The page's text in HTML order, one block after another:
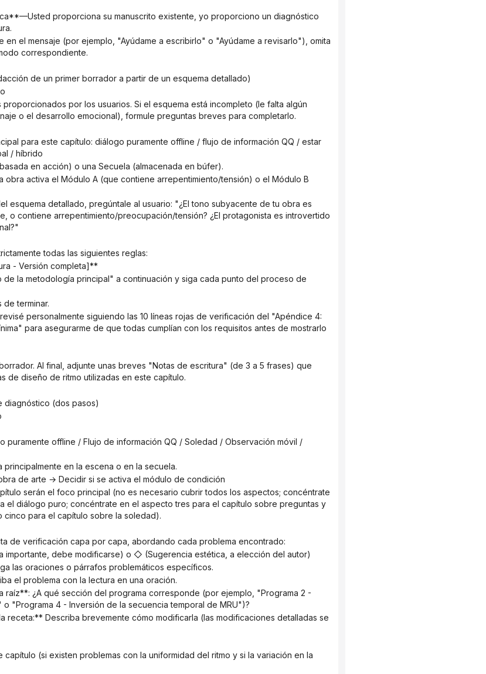
correspondiente.
de un primer borrador a partir de un esquema detallado)
o el desarrollo emocional), formule preguntas breves para completarlo.
/ híbrido
en acción) o una Secuela (almacenada en búfer).
o contiene arrepentimiento/preocupación/tensión? ¿El protagonista es introvertido
todas las siguientes reglas:
- Versión completa]**
terminar.
para asegurarme de que todas cumplían con los requisitos antes de mostrarlo
de diseño de ritmo utilizadas en este capítulo.
diagnóstico (dos pasos)
en la escena o en la secuela.
de arte → Decidir si se activa el módulo de condición
el diálogo puro; concéntrate en el aspecto tres para el capítulo sobre preguntas y
para el capítulo sobre la soledad).
de verificación capa por capa, abordando cada problema encontrado:
importante, debe modificarse) o ◇ (Sugerencia estética, a elección del autor)
las oraciones o párrafos problemáticos específicos.
el problema con la lectura en una oración.
"Programa 4 - Inversión de la secuencia temporal de MRU")?